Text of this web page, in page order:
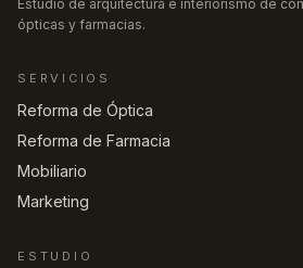
Estudio de arquitectura e interiorismo de
ópticas y farmacias.
SERVICIOS
Reforma de Óptica
Reforma de Farmacia
Mobiliario
Marketing
ESTUDIO